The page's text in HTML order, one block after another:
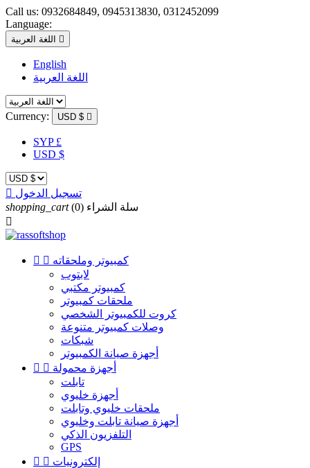
Call us: 0932684849, 0945313830, 0312452099
Language:
اللغة العربية 
English
اللغة العربية
Currency: USD $ 
SYP £
USD $
 تسجيل الدخول
shopping_cart
سلة الشراء (0)

  كمبيوتر وملحقاته
لابتوب
كمبيوتر مكتبي
ملحقات كمبيوتر
كروت للكمبيوتر الشخصي
وصلات كمبيوتر متنوعة
شبكات
أجهزة صيانة الكمبيوتر
  أجهزة محمولة
تابلت
أجهزة خليوي
ملحقات خليوي وتابلت
أجهزة صيانة تابلت وخليوي
التلفزيون الذكي
GPS
  إلكترونيات